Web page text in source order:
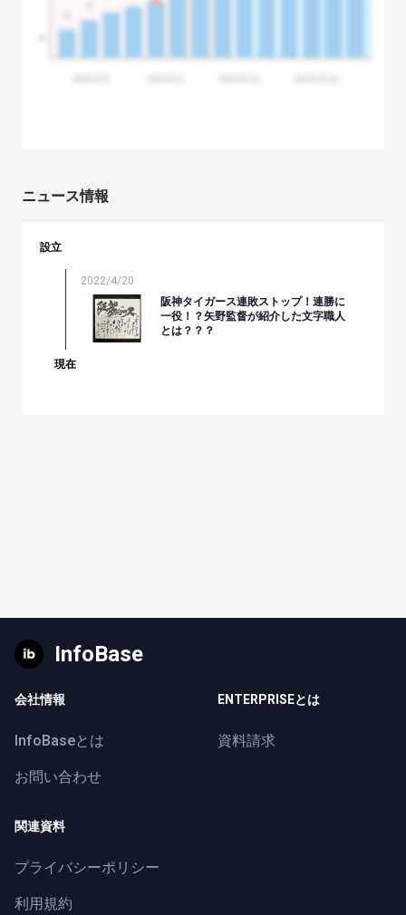
ニュース情報
設立
2022/4/20
阪神タイガース連敗ストップ！連勝に
一役！？矢野監督が紹介した文字職人
とは？？？
現在
InfoBase
会社情報
InfoBaseとは
お問い合わせ
ENTERPRISEとは
資料請求
関連資料
プライバシーポリシー
利用規約